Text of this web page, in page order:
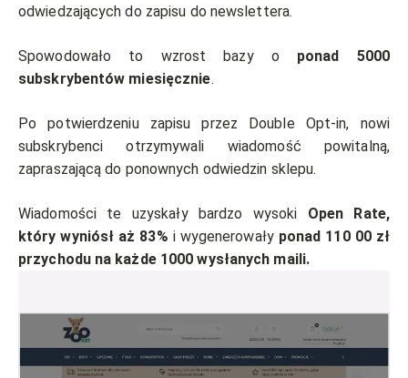
odwiedzających do zapisu do newslettera.
Spowodowało to wzrost bazy o ponad 5000
subskrybentów miesięcznie.
Po potwierdzeniu zapisu przez Double Opt-in, nowi
subskrybenci otrzymywali wiadomość powitalną,
zapraszającą do ponownych odwiedzin sklepu.
Wiadomości te uzyskały bardzo wysoki Open Rate,
który wyniósł aż 83% i wygenerowały ponad 110 00 zł
przychodu na każde 1000 wysłanych maili.